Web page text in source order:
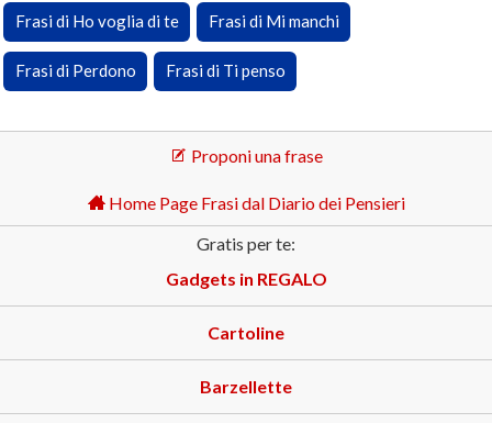
Frasi di Ho voglia di te Frasi di Mi manchi
Frasi di Perdono Frasi di Ti penso
Proponi una frase
Home Page Frasi dal Diario dei Pensieri
Gratis per te:
Gadgets in REGALO
Cartoline
Barzellette